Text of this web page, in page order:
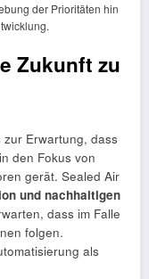
der Prioritäten hin
Zukunft zu
Erwartung, dass
den Fokus von
gerät. Sealed Air
und nachhaltigen
dass im Falle
folgen.
als